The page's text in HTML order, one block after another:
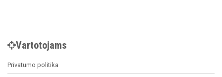
Vartotojams
Privatumo politika